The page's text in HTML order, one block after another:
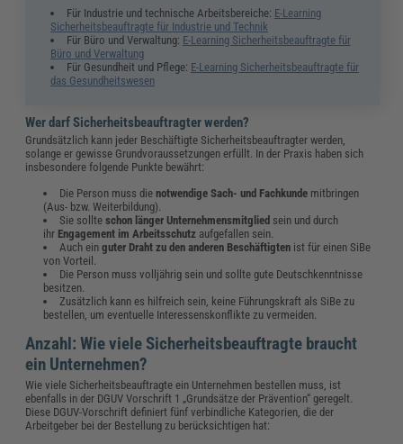
Für Industrie und technische Arbeitsbereiche: E-Learning
Sicherheitsbeauftragte für Industrie und Technik
Für Büro und Verwaltung: E-Learning Sicherheitsbeauftragte für
Büro und Verwaltung
Für Gesundheit und Pflege: E-Learning Sicherheitsbeauftragte für
das Gesundheitswesen
Wer darf Sicherheitsbeauftragter werden?
Grundsätzlich kann jeder Beschäftigte Sicherheitsbeauftragter werden,
solange er gewisse Grundvoraussetzungen erfüllt. In der Praxis haben sich
insbesondere folgende Punkte bewährt:
Die Person muss die notwendige Sach- und Fachkunde mitbringen
(Aus- bzw. Weiterbildung).
Sie sollte schon länger Unternehmensmitglied sein und durch
ihr Engagement im Arbeitsschutz aufgefallen sein.
Auch ein guter Draht zu den anderen Beschäftigten ist für einen SiBe
von Vorteil.
Die Person muss volljährig sein und sollte gute Deutschkenntnisse
besitzen.
Zusätzlich kann es hilfreich sein, keine Führungskraft als SiBe zu
bestellen, um eventuelle Interessenskonflikte zu vermeiden.
Anzahl: Wie viele Sicherheitsbeauftragte braucht
ein Unternehmen?
Wie viele Sicherheitsbeauftragte ein Unternehmen bestellen muss, ist
ebenfalls in der DGUV Vorschrift 1 „Grundsätze der Prävention“ geregelt.
Diese DGUV-Vorschrift definiert fünf verbindliche Kategorien, die der
Arbeitgeber bei der Bestellung zu berücksichtigen hat: